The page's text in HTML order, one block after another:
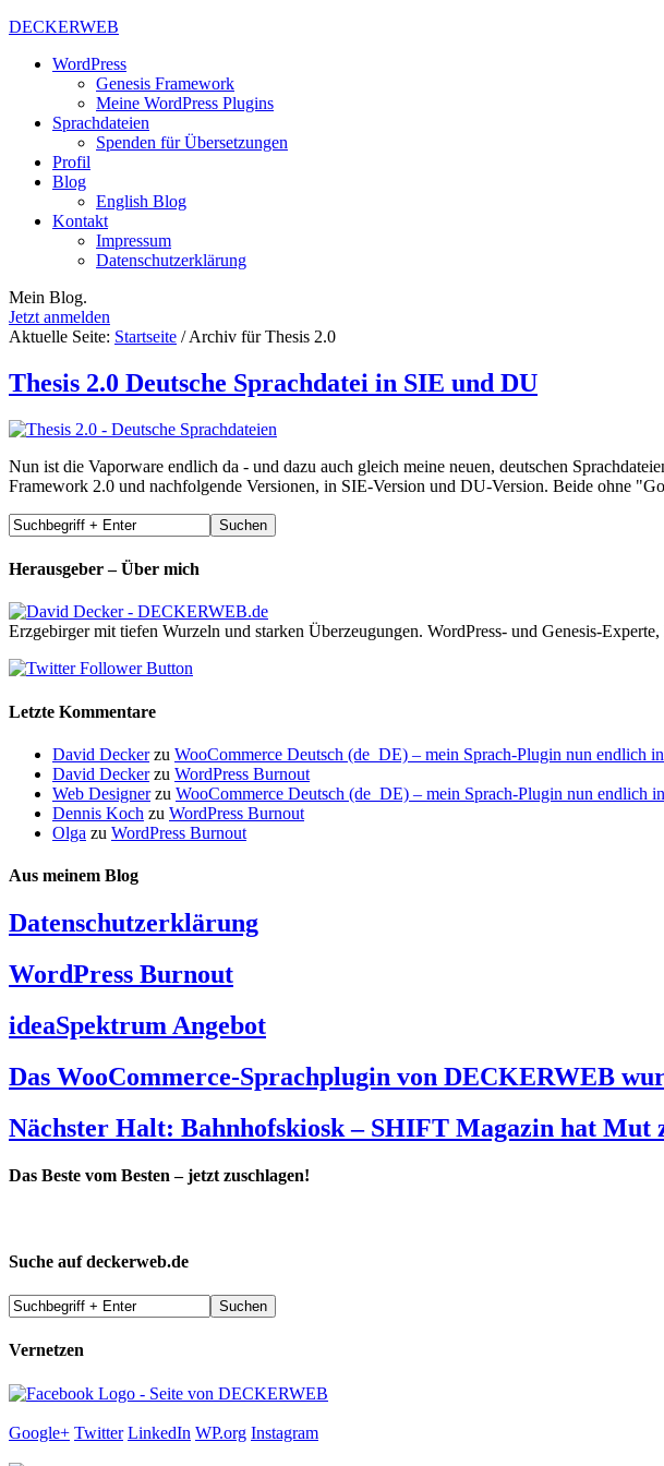
DECKERWEB
WordPress
Genesis Framework
Meine WordPress Plugins
Sprachdateien
Spenden für Übersetzungen
Profil
Blog
English Blog
Kontakt
Impressum
Datenschutzerklärung
Mein Blog.
Jetzt anmelden
Aktuelle Seite: Startseite /Archiv für Thesis 2.0
Thesis 2.0 Deutsche Sprachdatei in SIE und DU
Nun ist die Vaporware endlich da - und dazu auch gleich meine neuen, deutschen
Framework 2.0 und nachfolgende Versionen, in SIE-Version und DU-Version. Beide ohne
Herausgeber – Über mich
Erzgebirger mit tiefen Wurzeln und starken Überzeugungen. WordPress- und Genesis-
Letzte Kommentare
David Deckerzu WooCommerce Deutsch (de_DE) – mein Sprach-Plugin nun endlich
David Deckerzu WordPress Burnout
Web Designerzu WooCommerce Deutsch (de_DE) – mein Sprach-Plugin nun endlich
Dennis Koch zu WordPress Burnout
Olga zu WordPress Burnout
Aus meinem Blog
Datenschutzerklärung
WordPress Burnout
ideaSpektrum Angebot
Das WooCommerce-Sprachplugin von DECKERWEB
Nächster Halt: Bahnhofskiosk – SHIFT Magazin hat Mut
Das Beste vom Besten – jetzt zuschlagen!
Suche auf deckerweb.de
Vernetzen
Google+ Twitter LinkedIn WP.org Instagram